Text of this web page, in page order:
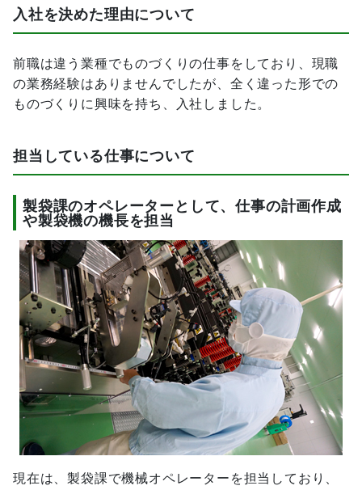
入社を決めた理由について
前職は違う業種でものづくりの仕事をしており、現職
の業務経験はありませんでしたが、全く違った形での
ものづくりに興味を持ち、入社しました。
担当している仕事について
製袋課のオペレーターとして、仕事の計画作成
や製袋機の機長を担当
現在は、製袋課で機械オペレーターを担当しており、